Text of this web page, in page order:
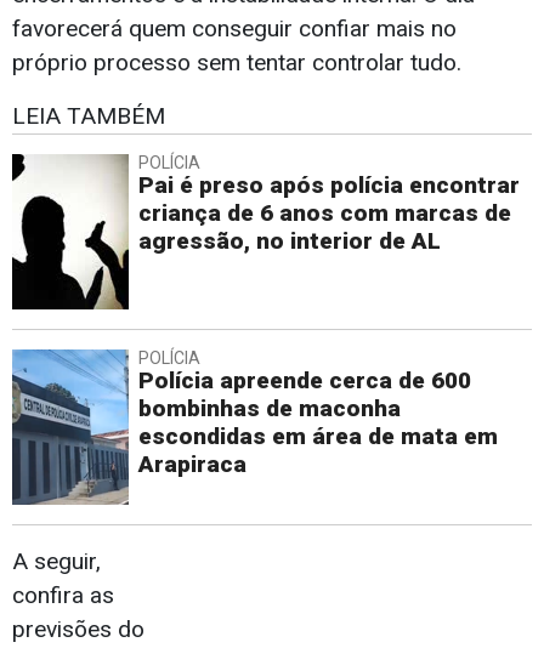
favorecerá quem conseguir confiar mais no
próprio processo sem tentar controlar tudo.
LEIA TAMBÉM
POLÍCIA
Pai é preso após polícia encontrar
criança de 6 anos com marcas de
agressão, no interior de AL
POLÍCIA
Polícia apreende cerca de 600
bombinhas de maconha
escondidas em área de mata em
Arapiraca
A seguir,
confira as
previsões do